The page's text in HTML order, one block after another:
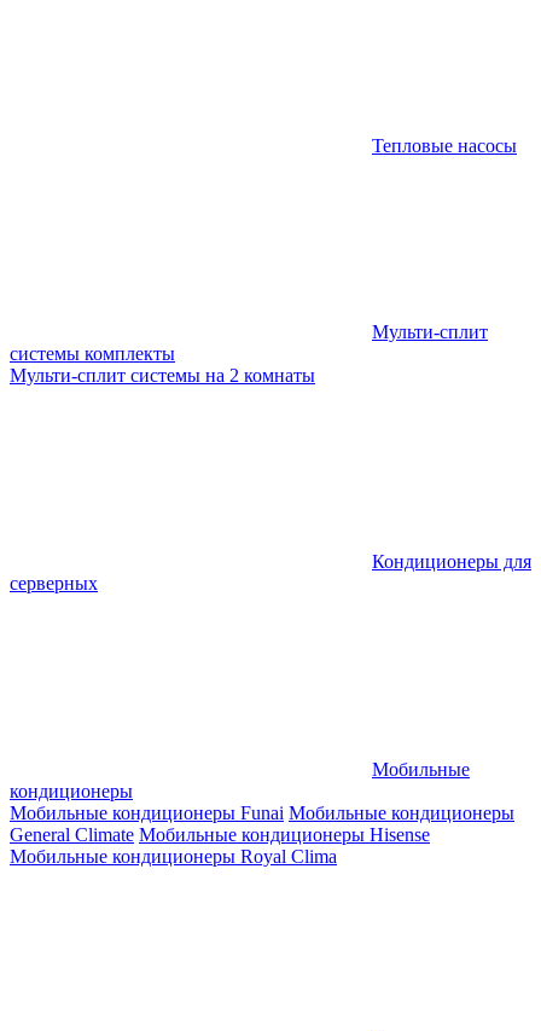
Тепловые насосы
Мульти-сплит
системы комплекты
Мульти-сплит системы на 2 комнаты
Кондиционеры для
серверных
Мобильные
кондиционеры
Мобильные кондиционеры Funai Мобильные кондиционеры
General Climate Мобильные кондиционеры Hisense
Мобильные кондиционеры Royal Clima